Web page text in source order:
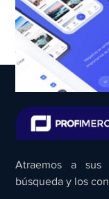
Atraemos a sus
búsqueda y los